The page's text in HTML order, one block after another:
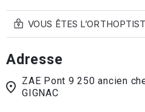
VOUS ÊTES
Adresse
ZAE Pont 9 250 ancien
GIGNAC